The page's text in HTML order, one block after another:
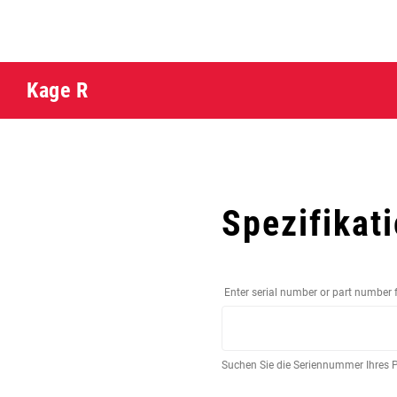
Kage R
Enter serial number or part number
Suchen Sie die Seriennummer Ihres